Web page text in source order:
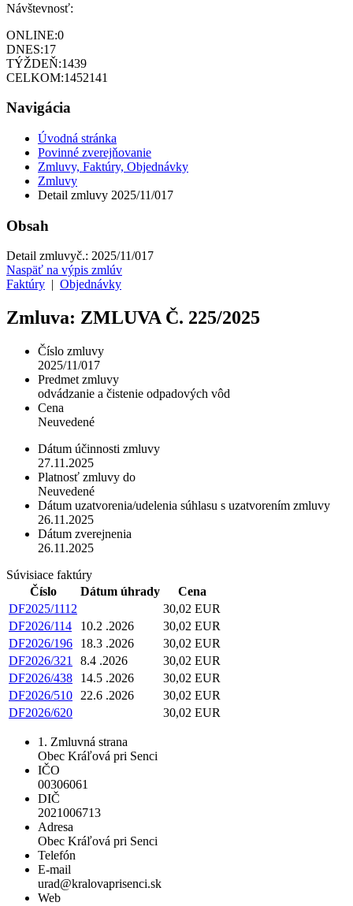
Návštevnosť:
ONLINE:0
DNES:17
TÝŽDEŇ:1439
CELKOM:1452141
Navigácia
Úvodná stránka
Povinné zverejňovanie
Zmluvy, Faktúry, Objednávky
Zmluvy
Detail zmluvy 2025/11/017
Obsah
Detail zmluvyč.: 2025/11/017
Naspäť na výpis zmlúv
Faktúry
Objednávky
Zmluva: ZMLUVA Č. 225/2025
Číslo zmluvy
2025/11/017
Predmet zmluvy
odvádzanie a čistenie odpadových vôd
Cena
Neuvedené
Dátum účinnosti zmluvy
27.11.2025
Platnosť zmluvy do
Neuvedené
Dátum uzatvorenia/udelenia súhlasu s uzatvorením zmluvy
26.11.2025
Dátum zverejnenia
26.11.2025
Súvisiace faktúry
Číslo
Dátum úhrady
Cena
DF2025/1112
30,02 EUR
DF2026/114
10.2 .2026
30,02 EUR
DF2026/196
18.3 .2026
30,02 EUR
DF2026/321
8.4 .2026
30,02 EUR
DF2026/438
14.5 .2026
30,02 EUR
DF2026/510
22.6 .2026
30,02 EUR
DF2026/620
30,02 EUR
1. Zmluvná strana
Obec Kráľová pri Senci
IČO
00306061
DIČ
2021006713
Adresa
Obec Kráľová pri Senci
Telefón
E-mail
urad@kralovaprisenci.sk
Web